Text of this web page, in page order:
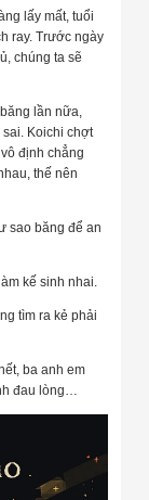
lấy mất, tuổi
ray. Trước ngày
chúng ta sẽ
lần nữa,
Koichi chợt
định chẳng
thế nên
sao băng để an
kế sinh nhai.
tìm ra kẻ phải
ba anh em
đau lòng…